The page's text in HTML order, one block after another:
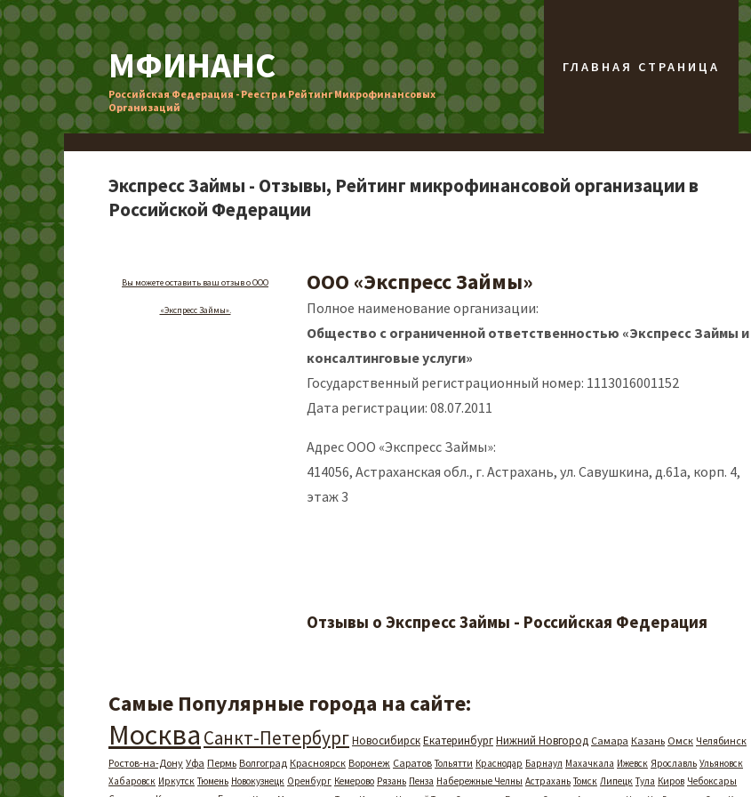
МФИНАНС
Российская Федерация - Реестр и Рейтинг Микрофинансовых
Организаций
ГЛАВНАЯ СТРАНИЦА
Экспресс Займы - Отзывы, Рейтинг микрофинансовой организации в
Российской Федерации
Вы можете оставить ваш отзыв о ООО
«Экспресс Займы».
ООО «Экспресс Займы»
Полное наименование организации:
Общество с ограниченной ответственностью «Экспресс Займы и
консалтинговые услуги»
Государственный регистрационный номер: 1113016001152
Дата регистрации: 08.07.2011
Адрес ООО «Экспресс Займы»:
414056, Астраханская обл., г. Астрахань, ул. Савушкина, д.61а, корп. 4,
этаж 3
Отзывы о Экспресс Займы - Российская Федерация
Самые Популярные города на сайте:
Москва Санкт-ПетербургНовосибирскЕкатеринбургНижний Новгород Самара Казань Омск Челябинск
Ростов-на-Дону Уфа Пермь Волгоград Красноярск Воронеж Саратов Тольятти Краснодар Барнаул Махачкала Ижевск Ярославль Ульяновск
Хабаровск Иркутск Тюмень Новокузнецк Оренбург Кемерово Рязань Пенза Набережные Челны Астрахань Томск Липецк Тула Киров Чебоксары